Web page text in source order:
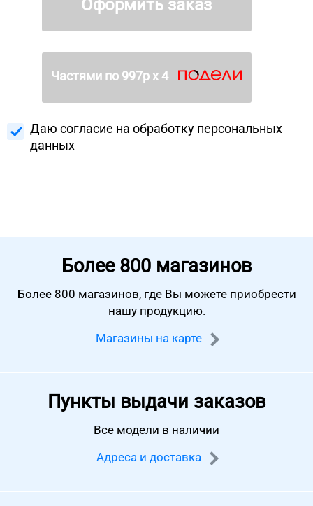
Оформить заказ
Частями по 997р х 4
Даю согласие на обработку персональных
данных
Более 800 магазинов
Более 800 магазинов, где Вы можете приобрести
нашу продукцию.
Магазины на карте
Пункты выдачи заказов
Все модели в наличии
Адреса и доставка